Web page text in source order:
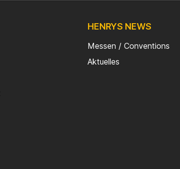
HENRYS NEWS
Messen / Conventions
Aktuelles